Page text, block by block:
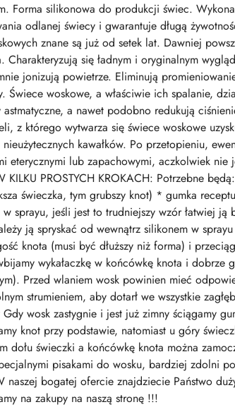
Forma silikonowa do produkcji świec.
odlanej świecy i gwarantuje długą
znane są już od setek lat. Dawniej
się ładnym i oryginalnym
jonizują powietrze. Eliminują
woskowe, a właściwie ich spalanie,
a nawet podobno redukują
z którego wytwarza się świece woskowe
kawałków. Po przetopieniu,
lub zapachowymi, aczkolwiek nie
KILKU PROSTYCH KROKACH: Potrzebne
świeczka, tym grubszy knot) * gumka
sprayu, jeśli jest to trudniejszy wzór łatwiej
ją spryskać od wewnątrz silikonem w
knota (musi być dłuższy niż forma) i
wykałaczkę w końcówkę knota i dobrze
Przed wlaniem wosk powinien mieć
strumieniem, aby dotarł we wszystkie
wosk zastygnie i jest już zimny ściągamy
knot przy podstawie, natomiast u góry
świeczki a końcówkę knota można
pisakami do wosku, bardziej zdolni
bogatej ofercie znajdziecie Państwo
na zakupy na naszą stronę !!!